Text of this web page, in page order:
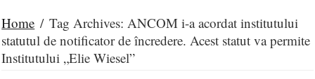
Home / Tag Archives: ANCOM i-a acordat institutului
statutul de notificator de încredere. Acest statut va permite
Institutului „Elie Wiesel”